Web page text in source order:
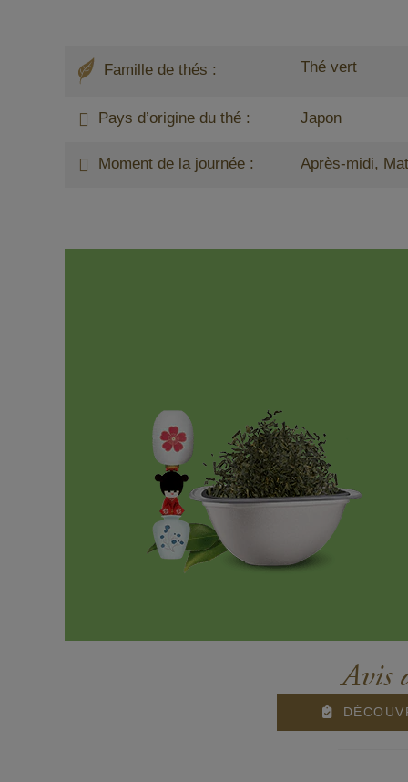
Famille de thés : Thé vert
Pays d’origine du thé : Japon
Moment de la journée : Après-midi,
Avis